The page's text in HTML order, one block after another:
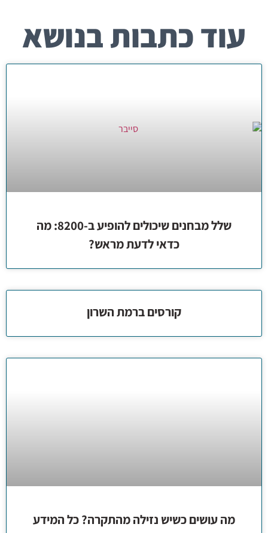
עוד כתבות בנושא
שלל מבחנים שיכולים להופיע ב-8200: מה
כדאי לדעת מראש?
קורסים ברמת השרון
מה עושים כשיש נזילה מהתקרה? כל המידע